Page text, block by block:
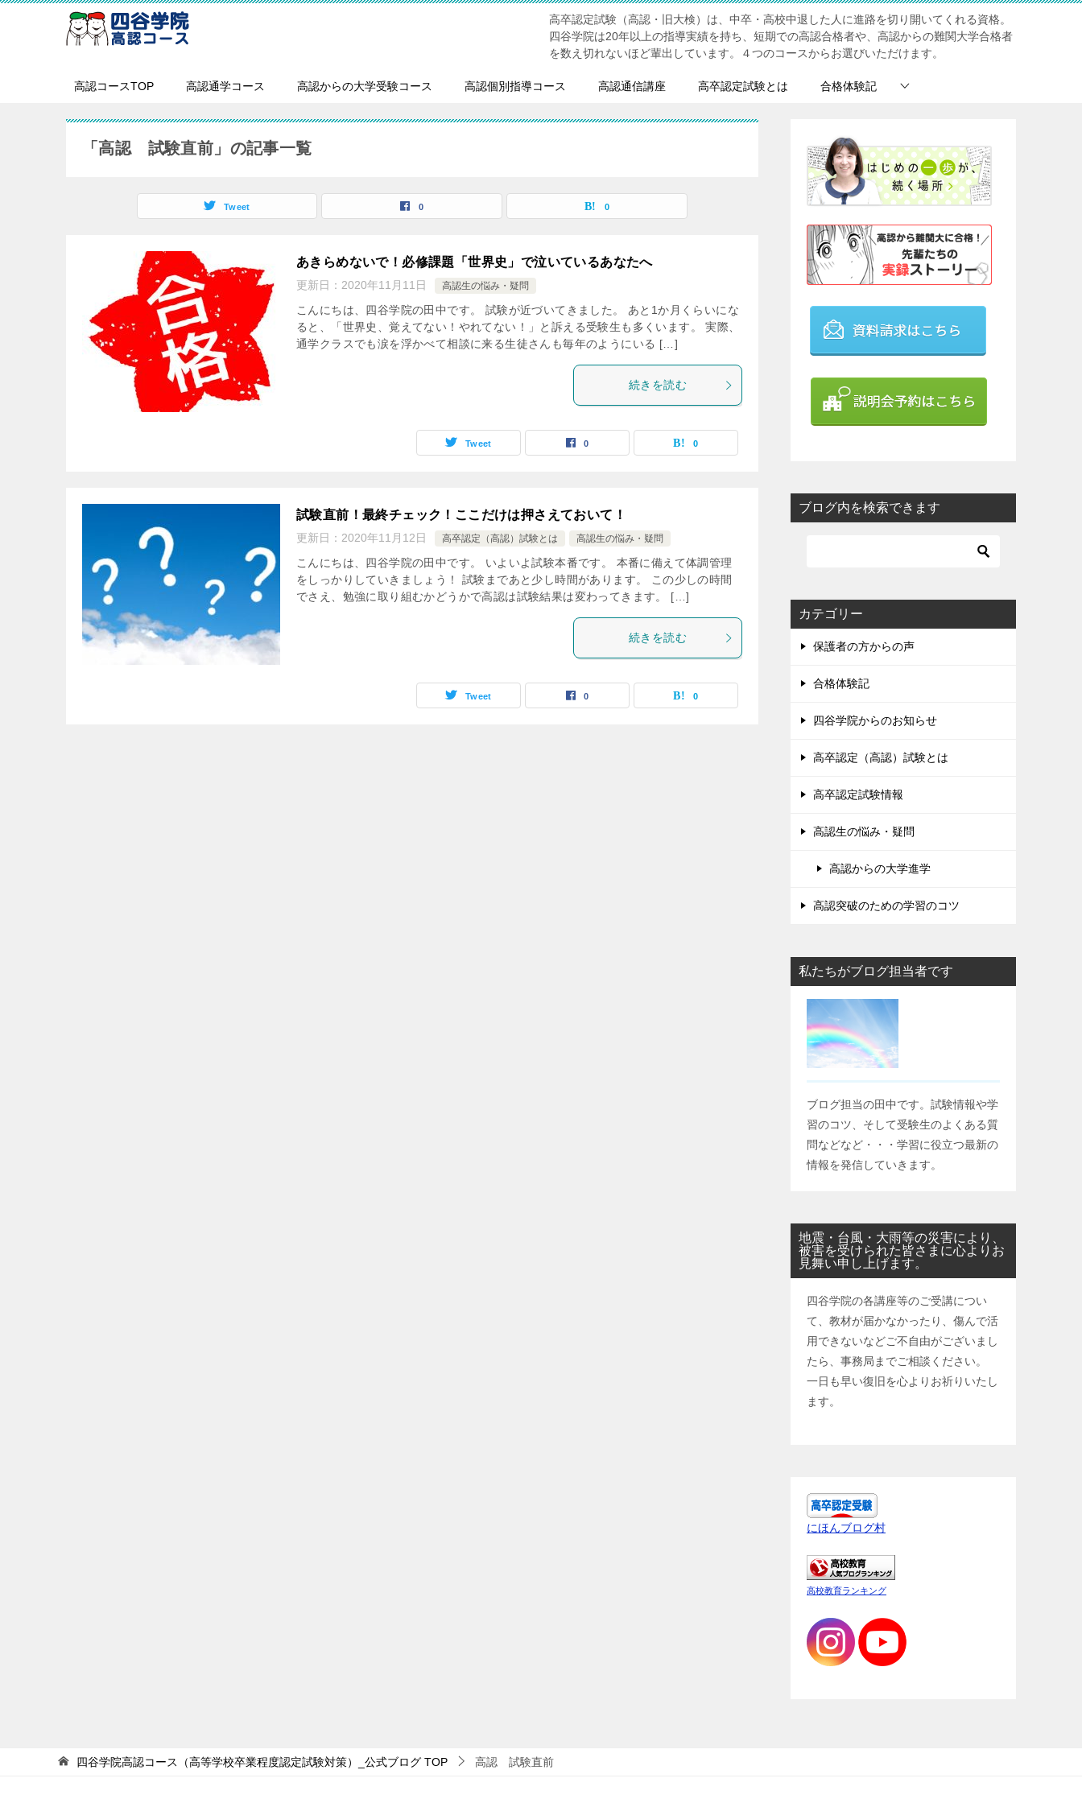
高卒認定試験（高認・旧大検）は、中卒・高校中退した人に進路を切り開いてくれる資格。
四谷学院は20年以上の指導実績を持ち、短期での高認合格者や、高認からの難関大学合格者
を数え切れないほど輩出しています。４つのコースからお選びいただけます。
高認コースTOP 高認通学コース 高認からの大学受験コース 高認個別指導コース 高認通信講座 高卒認定試験とは 合格体験記
「高認 試験直前」の記事一覧
Tweet 0 0
あきらめないで！必修課題「世界史」で泣いているあなたへ
更新日： 2020年11月11日 高認生の悩み・疑問
こんにちは、四谷学院の田中です。 試験が近づいてきました。 あと1か月くらいにな
ると、「世界史、覚えてない！やれてない！」と訴える受験生も多くいます。 実際、
通学クラスでも涙を浮かべて相談に来る生徒さんも毎年のようにいる […]
続きを読む
Tweet 0 0
試験直前！最終チェック！ここだけは押さえておいて！
更新日： 2020年11月12日 高卒認定（高認）試験とは 高認生の悩み・疑問
こんにちは、四谷学院の田中です。 いよいよ試験本番です。 本番に備えて体調管理
をしっかりしていきましょう！ 試験まであと少し時間があります。 この少しの時間
でさえ、勉強に取り組むかどうかで高認は試験結果は変わってきます。 […]
続きを読む
Tweet 0 0
ブログ内を検索できます
カテゴリー
保護者の方からの声
合格体験記
四谷学院からのお知らせ
高卒認定（高認）試験とは
高卒認定試験情報
高認生の悩み・疑問
高認からの大学進学
高認突破のための学習のコツ
私たちがブログ担当者です
ブログ担当の田中です。試験情報や学
習のコツ、そして受験生のよくある質
問などなど・・・学習に役立つ最新の
情報を発信していきます。
地震・台風・大雨等の災害により、
被害を受けられた皆さまに心よりお
見舞い申し上げます。
四谷学院の各講座等のご受講につい
て、教材が届かなかったり、傷んで活
用できないなどご不自由がございまし
たら、事務局までご相談ください。
一日も早い復旧を心よりお祈りいたし
ます。
にほんブログ村
高校教育ランキング
四谷学院高認コース（高等学校卒業程度認定試験対策）_公式ブログ TOP 高認 試験直前